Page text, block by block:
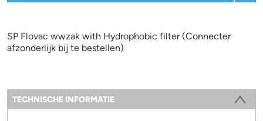
SP Flovac wwzak with Hydrophobic filter (Connecter
afzonderlijk bij te bestellen)
Information
TECHNISCHE INFORMATIE